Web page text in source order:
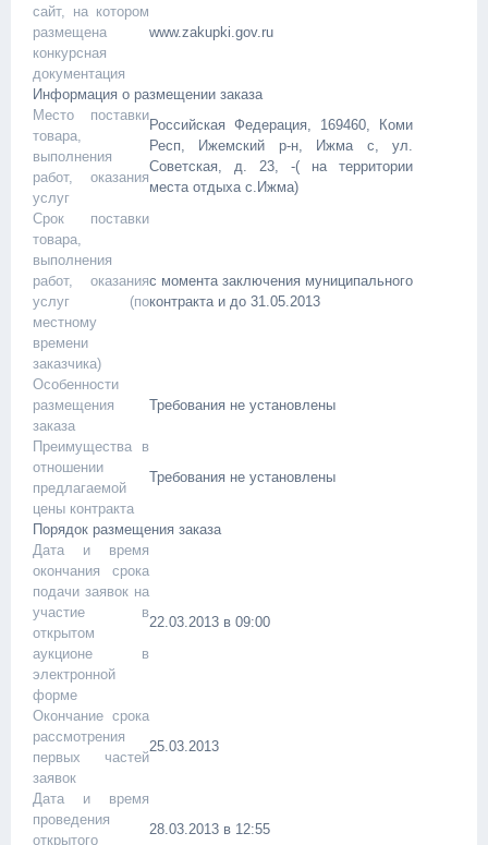
сайт, на котором
размещена
конкурсная
документация
www.zakupki.gov.ru
Информация о размещении заказа
Место поставки
товара,
выполнения
работ, оказания
услуг
Российская Федерация, 169460, Коми
Респ, Ижемский р-н, Ижма с, ул.
Советская, д. 23, -( на территории
места отдыха с.Ижма)
Срок поставки
товара,
выполнения
работ, оказания
услуг (по
местному
времени
заказчика)
с момента заключения муниципального
контракта и до 31.05.2013
Особенности
размещения
заказа
Требования не установлены
Преимущества в
отношении
предлагаемой
цены контракта
Требования не установлены
Порядок размещения заказа
Дата и время
окончания срока
подачи заявок на
участие в
открытом
аукционе в
электронной
форме
22.03.2013 в 09:00
Окончание срока
рассмотрения
первых частей
заявок
25.03.2013
Дата и время
проведения
открытого
28.03.2013 в 12:55